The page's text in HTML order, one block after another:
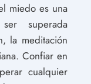
miedo es una
superada
la meditación
Confiar en
cualquier